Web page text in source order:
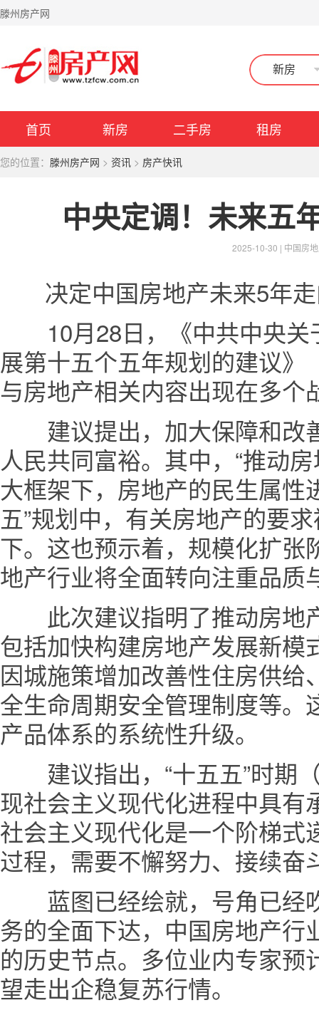
滕州房产网
新房
首页 新房 二手房 租房
您的位置： 滕州房产网 > 资讯 > 房产快讯
中央定调！未来五
2025-10-30 | 中国房
决定中国房地产未来5年走
10月28日，《中共中央关
展第十五个五年规划的建议》
与房地产相关内容出现在多个
建议提出，加大保障和改
人民共同富裕。其中，“推动
大框架下，房地产的民生属性
五”规划中，有关房地产的要
下。这也预示着，规模化扩张
地产行业将全面转向注重品质
此次建议指明了推动房地
包括加快构建房地产发展新模
因城施策增加改善性住房供给
全生命周期安全管理制度等。
产品体系的系统性升级。
建议指出，“十五五”时期
现社会主义现代化进程中具有
社会主义现代化是一个阶梯式
过程，需要不懈努力、接续奋
蓝图已经绘就，号角已经
务的全面下达，中国房地产行
的历史节点。多位业内专家预
望走出企稳复苏行情。